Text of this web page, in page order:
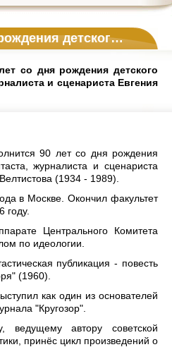
журналиста и сценариста Евгения Велтистова
со дня рождения детского
и сценариста Евгения
90 лет со дня рождения
журналиста и сценариста
(1934 - 1989).
в Москве. Окончил факультет
году.
Центрального Комитета
по идеологии.
публикация - повесть
(1960).
как один из основателей
"Кругозор".
ведущему автору советской
принёс цикл произведений о